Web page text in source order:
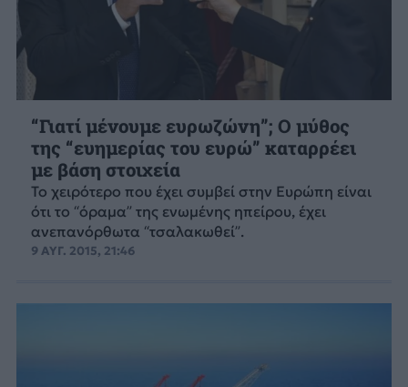
“Γιατί μένουμε ευρωζώνη”; Ο μύθος
της “ευημερίας του ευρώ” καταρρέει
με βάση στοιχεία
Το χειρότερο που έχει συμβεί στην Ευρώπη είναι
ότι το “όραμα” της ενωμένης ηπείρου, έχει
ανεπανόρθωτα “τσαλακωθεί”.
9 ΑΥΓ. 2015, 21:46